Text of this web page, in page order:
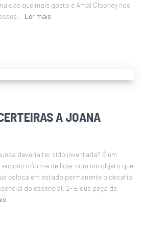
das que mais gosto é Amal Clooney nos
Ler mais
A JOANA
deveria ter sido inventada? É um
forma de lidar com um objeto que
coloca em estado permanente o desafio
do essencial. 2- E que peça de